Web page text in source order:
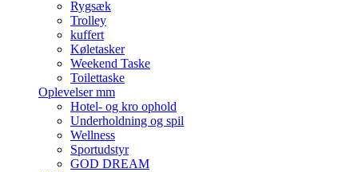
Rygsæk
Trolley
kuffert
Køletasker
Weekend Taske
Toilettaske
Oplevelser mm
Hotel- og kro ophold
Underholdning og spil
Wellness
Sportudstyr
GOD DREAM